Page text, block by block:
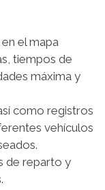
el mapa
tiempos de
máxima y
como registros
vehículos
de reparto y